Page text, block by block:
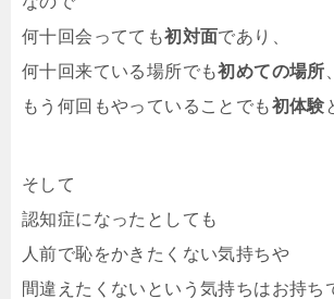
何十回会ってても初対面であり、
何十回来ている場所でも初めての場所
もう何回もやっていることでも初体験
そして
認知症になったとしても
人前で恥をかきたくない気持ちや
間違えたくないという気持ちはお持ち